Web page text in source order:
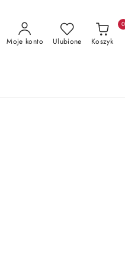
Moje konto Ulubione Koszyk
0